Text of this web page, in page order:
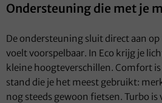
Ondersteuning die met je
De ondersteuning sluit direct aan
voelt voorspelbaar. In Eco krijg je
kleine hoogteverschillen. Comfort
stand die je het meest gebruikt:
nog steeds gewoon fietsen. Turbo